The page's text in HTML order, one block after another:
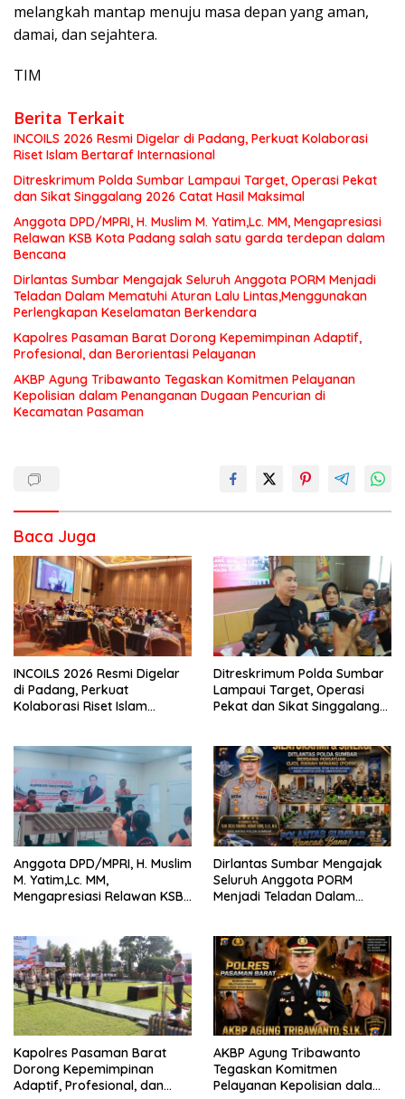
melangkah mantap menuju masa depan yang aman,
damai, dan sejahtera.
TIM
Berita Terkait
INCOILS 2026 Resmi Digelar di Padang, Perkuat Kolaborasi
Riset Islam Bertaraf Internasional
Ditreskrimum Polda Sumbar Lampaui Target, Operasi Pekat
dan Sikat Singgalang 2026 Catat Hasil Maksimal
Anggota DPD/MPRI, H. Muslim M. Yatim,Lc. MM, Mengapresiasi
Relawan KSB Kota Padang salah satu garda terdepan dalam
Bencana
Dirlantas Sumbar Mengajak Seluruh Anggota PORM Menjadi
Teladan Dalam Mematuhi Aturan Lalu Lintas,Menggunakan
Perlengkapan Keselamatan Berkendara
Kapolres Pasaman Barat Dorong Kepemimpinan Adaptif,
Profesional, dan Berorientasi Pelayanan
AKBP Agung Tribawanto Tegaskan Komitmen Pelayanan
Kepolisian dalam Penanganan Dugaan Pencurian di
Kecamatan Pasaman
Baca Juga
INCOILS 2026 Resmi Digelar
di Padang, Perkuat
Kolaborasi Riset Islam
Ditreskrimum Polda Sumbar
Lampaui Target, Operasi
Pekat dan Sikat Singgalang
Anggota DPD/MPRI, H. Muslim
M. Yatim,Lc. MM,
Mengapresiasi Relawan KSB
Bencana
Dirlantas Sumbar Mengajak
Seluruh Anggota PORM
Menjadi Teladan Dalam
Perlengkapan Keselamatan
Berkendara
Kapolres Pasaman Barat
Dorong Kepemimpinan
Adaptif, Profesional, dan
AKBP Agung Tribawanto
Tegaskan Komitmen
Pelayanan Kepolisian dalam